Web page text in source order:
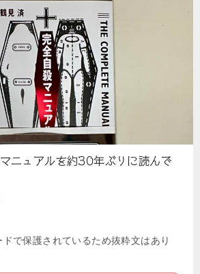
ニュアルを約30年ぶりに読んで
で保護されているため抜粋文はあり